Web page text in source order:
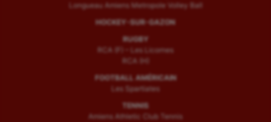
Longueau Amiens Metropole Volley Ball
HOCKEY-SUR-GAZON
RUGBY
RCA (F) – Les Licornes
RCA (H)
FOOTBALL AMÉRICAIN
Les Spartiates
TENNIS
Amiens Athletic Club Tennis